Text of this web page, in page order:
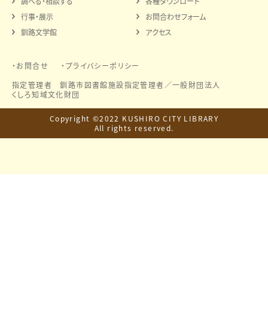
行事・展示
釧路文学館
お問合わせフォーム
アクセス
お問合せ
プライバシーポリシー
指定管理者 釧路市図書館施設指定管理者／一般財団法人
くしろ知域文化財団
Copyright ©2022 KUSHIRO CITY LIBRARY
All rights reserved.